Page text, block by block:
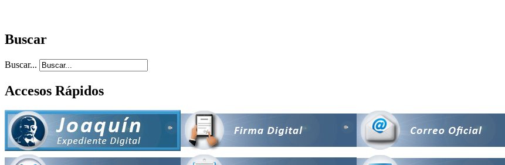
Buscar
Buscar...
Accesos Rápidos